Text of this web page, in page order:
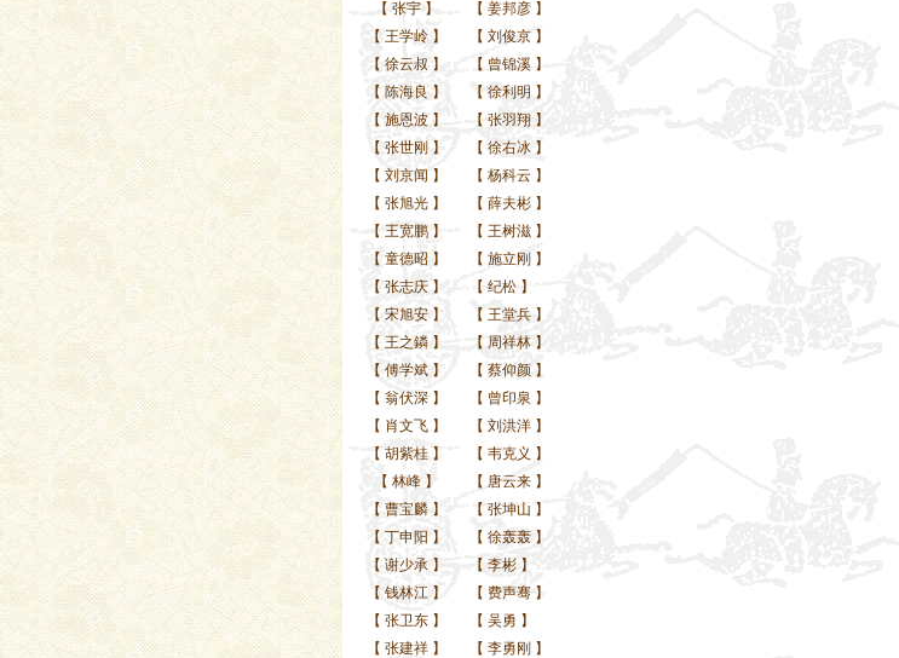
【 张宇】 【 姜邦彦 】
【 王学岭】 【 刘俊京 】
【 徐云叔 】 【 曾锦溪 】
【 陈海良 】 【 徐利明 】
【 施恩波】 【 张羽翔 】
【 张世刚 】 【 徐右冰 】
【 刘京闻 】 【 杨科云 】
【 张旭光】 【 薛夫彬 】
【 王宽鹏】 【 王树滋 】
【 童德昭 】 【 施立刚 】
【 张志庆】 【 纪松 】
【 宋旭安】 【 王堂兵 】
【 王之鏻】 【 周祥林 】
【 傅学斌】 【 蔡仰颜 】
【 翁伏深】 【 曾印泉 】
【 肖文飞】 【 刘洪洋 】
【 胡紫桂】 【 韦克义 】
【 林峰】 【 唐云来 】
【 曹宝麟】 【 张坤山 】
【 丁申阳 】 【 徐轰轰 】
【 谢少承】 【 李彬 】
【 钱林江】 【 费声骞 】
【 张卫东】 【 吴勇 】
【 张建祥】 【 李勇刚 】